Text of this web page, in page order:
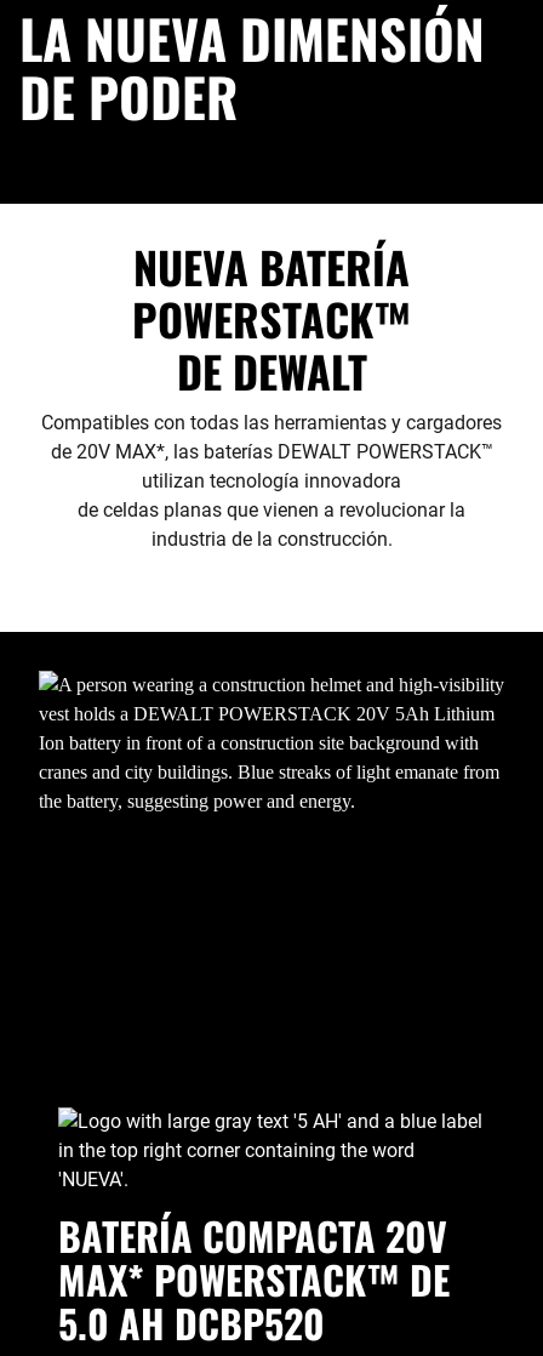
LA NUEVA DIMENSIÓN
DE PODER
NUEVA BATERÍA
POWERSTACK™
DE DEWALT
Compatibles con todas las herramientas y cargadores
de 20V MAX*, las baterías DEWALT POWERSTACK™
utilizan tecnología innovadora
de celdas planas que vienen a revolucionar la
industria de la construcción.
BATERÍA COMPACTA 20V
MAX* POWERSTACK™ DE
5.0 AH DCBP520